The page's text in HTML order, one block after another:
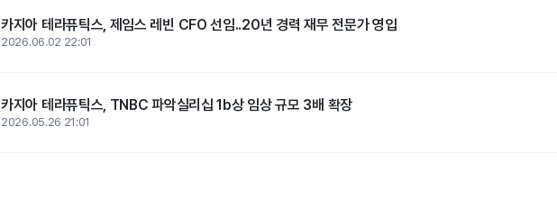
카지아 테라퓨틱스, 제임스 레빈 CFO 선임..20년 경력 재무 전문가 영입
2026.06.02 22:01
카지아 테라퓨틱스, TNBC 파악실리십 1b상 임상 규모 3배 확장
2026.05.26 21:01